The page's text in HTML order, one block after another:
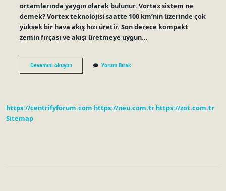
ortamlarında yaygın olarak bulunur. Vortex sistem ne
demek? Vortex teknolojisi saatte 100 km’nin üzerinde çok
yüksek bir hava akış hızı üretir. Son derece kompakt
zemin fırçası ve akışı üretmeye uygun…
Devamını okuyunVortex
Noktası
Yorum Bırak
https://centrifyforum.com https://neu.com.tr https://zot.com.tr
Sitemap